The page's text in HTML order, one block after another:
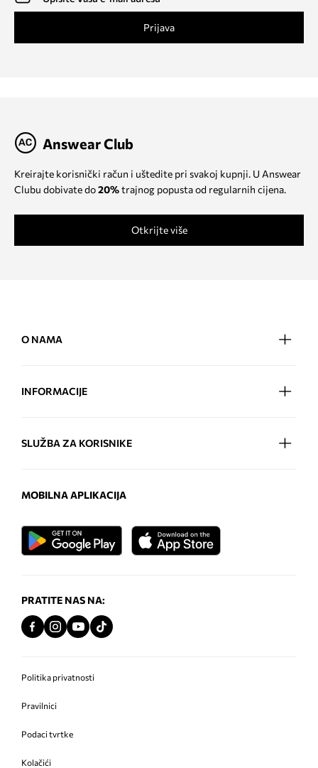
Prijava
Answear Club
Kreirajte korisnički račun i uštedite pri svakoj kupnji. U Answear
Clubu dobivate do20%trajnog popusta od regularnih cijena.
Otkrijte više
O NAMA
INFORMACIJE
SLUŽBA ZA KORISNIKE
MOBILNA APLIKACIJA
PRATITE NAS NA:
Politika privatnosti
Pravilnici
Podaci tvrtke
Kolačići